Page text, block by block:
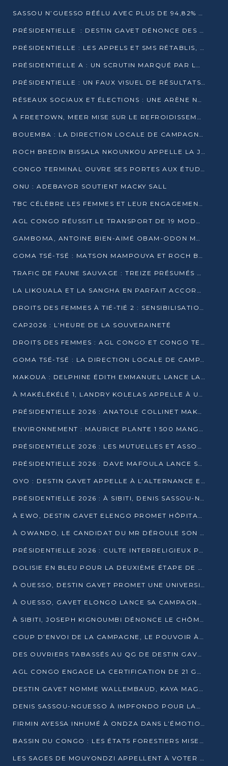
SASSOU N’GUESSO RÉÉLU AVEC PLUS DE 94,82% DES VOIX
PRÉSIDENTIELLE : DESTIN GAVET DÉNONCE DES IRRÉGULARITÉS ET REVENDIQUE LA VICTOIRE
PRÉSIDENTIELLE : LES APPELS ET SMS RÉTABLIS, INTERNET RESTE BLOQUÉ
PRÉSIDENTIELLE A : UN SCRUTIN MARQUÉ PAR LA COUPURE D’INTERNET ET UNE AFFLUENCE TIMIDE À BRAZZAVILLE
PRÉSIDENTIELLE : UN FAUX VISUEL DE RÉSULTATS CIRCULE
RÉSEAUX SOCIAUX ET ÉLECTIONS : UNE ARÈNE NUMÉRIQUE EN PLEINE MUTATION AU CONGO
À FREETOWN, MEER MISE SUR LE REFROIDISSEMENT PASSIF FACE À LA CHALEUR EXTRÊME
BOUEMBA : LA DIRECTION LOCALE DE CAMPAGNE DE DENIS SASSOU N’GUESSO MULTIPLIE LES ACTIVITÉS DE MOBILISATION
ROCH BREDIN BISSALA NKOUNKOU APPELLE LA JEUNESSE DE GOMA TSÉ-TSÉ À UN VOTE MASSIF POUR DENIS SASSOU NGUESSO
CONGO TERMINAL OUVRE SES PORTES AUX ÉTUDIANTS EN TRANSPORT ET LOGISTIQUE
ONU : ADEBAYOR SOUTIENT MACKY SALL
TBC CÉLÈBRE LES FEMMES ET LEUR ENGAGEMENT À L’OCCASION DU 8 MARS
AGL CONGO RÉUSSIT LE TRANSPORT DE 19 MODULES HORS GABARIT ENTRE POINTE-NOIRE ET BRAZZAVILLE
GAMBOMA, ANTOINE BIEN-AIMÉ OBAM-ODON MOBILISE LES 32 148 ÉLECTEURS EN FAVEUR DE DENIS SASSOU NGUESSO
GOMA TSÉ-TSÉ : MATSON MAMPOUYA ET ROCH BREDIN BISSALA NKOUNKOU EN CAMPAGNE DE PROXIMITÉ
TRAFIC DE FAUNE SAUVAGE : TREIZE PRÉSUMÉS TRAFIQUANTS INTERPELLÉS AU CONGO EN 2025
LA LIKOUALA ET LA SANGHA EN PARFAIT ACCORD AVEC LE PROJET DE SOCIÉTÉ DU CANDIDAT DENIS SASSOU-N’GUESSO
DROITS DES FEMMES À TIÉ-TIÉ 2 : SENSIBILISATION ET PÉDAGOGIE SUR LE DROIT DE VOTE
CAP2026 : L’HEURE DE LA SOUVERAINETÉ
DROITS DES FEMMES : AGL CONGO ET CONGO TERMINAL METTENT EN AVANT LE LEADERSHIP FÉMININ
GOMA TSÉ-TSÉ : LA DIRECTION LOCALE DE CAMPAGNE INTENSIFIE LA SENSIBILISATION DANS LES VILLAGES
MAKOUA : DELPHINE ÉDITH EMMANUEL LANCE LA CAMPAGNE POUR DENIS SASSOU-N’GUESSO
À MAKÉLÉKÉLÉ 1, LANDRY KOLELAS APPELLE À UNE MOBILISATION MASSIVE EN FAVEUR DE DENIS SASSOU-N’GUESSO
PRÉSIDENTIELLE 2026 : ANATOLE COLLINET MAKOSSO DÉFEND LE PROJET DE SOCIÉTÉ DE DENIS SASSOU NGUESSO
ENVIRONNEMENT : MAURICE PLANTE 1 500 MANGROVES POUR HONORER WANGARI MAATHAI
PRÉSIDENTIELLE 2026 : LES MUTUELLES ET ASSOCIATIONS S’IMPLIQUENT DANS LA CAMPAGNE ÉLECTORALE À TIÉ-TIÉ 2 (POINTE-NOIRE)
PRÉSIDENTIELLE 2026 : DAVE MAFOULA LANCE SA « VAGUE DU NOUVEAU DÉPART » À IMPFONDO
OYO : DESTIN GAVET APPELLE À L’ALTERNANCE ET À LA RESPONSABILITÉ DE LA JEUNESSE
PRÉSIDENTIELLE 2026 : À SIBITI, DENIS SASSOU-N’GUESSO PARIE SUR LES RESSOURCES DE LA LEKOUMOU
À EWO, DESTIN GAVET ELENGO PROMET HÔPITAL, CHEMIN DE FER ET AUDIT DES FINANCES PUBLIQUES
À OWANDO, LE CANDIDAT DU MR DÉROULE SON PROGRAMME DE “CHANGEMENT”
PRÉSIDENTIELLE 2026 : CULTE INTERRELIGIEUX POUR LA PAIX À OUENZÉ
DOLISIE EN BLEU POUR LA DEUXIÈME ÉTAPE DE CAMPAGNE DE DSN
À OUESSO, DESTIN GAVET PROMET UNE UNIVERSITÉ POUR LA SANGHA
À OUESSO, GAVET ELONGO LANCE SA CAMPAGNE SOUS LE SIGNE DU RENOUVEAU
À SIBITI, JOSEPH KIGNOUMBI DÉNONCE LE CHÔMAGE ET LES DÉFAILLANCES DE L’ÉTAT
COUP D’ENVOI DE LA CAMPAGNE, LE POUVOIR À POINTE-NOIRE, L’OPPOSITION À OUESSO ET SIBITI
DES OUVRIERS TABASSÉS AU QG DE DESTIN GAVET À 24 HEURES DE L’OUVERTURE DE LA CAMPAGNE
AGL CONGO ENGAGE LA CERTIFICATION DE 21 GRUTIERS AUX NORMES INTERNATIONALES
DESTIN GAVET NOMME WALLEMBAUD, KAYA MAGANE, BOUDZIKA ET MBOUSSA-ELLAH AUX COMMANDES DE SA CAMPAGNE
DENIS SASSOU-NGUESSO À IMPFONDO POUR LANCER LE CORRIDOR 13
FIRMIN AYESSA INHUMÉ À ONDZA DANS L’ÉMOTION ET LE RECUEILLEMENT
BASSIN DU CONGO : LES ÉTATS FORESTIERS MISENT SUR LES MARCHÉS CARBONE
LES SAGES DE MOUYONDZI APPELLENT À VOTER DENIS SASSOU-NGUESSO